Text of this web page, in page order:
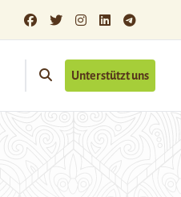
Unterstützt uns